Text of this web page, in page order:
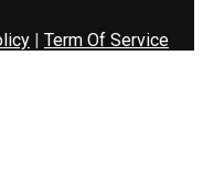
Term Of Service